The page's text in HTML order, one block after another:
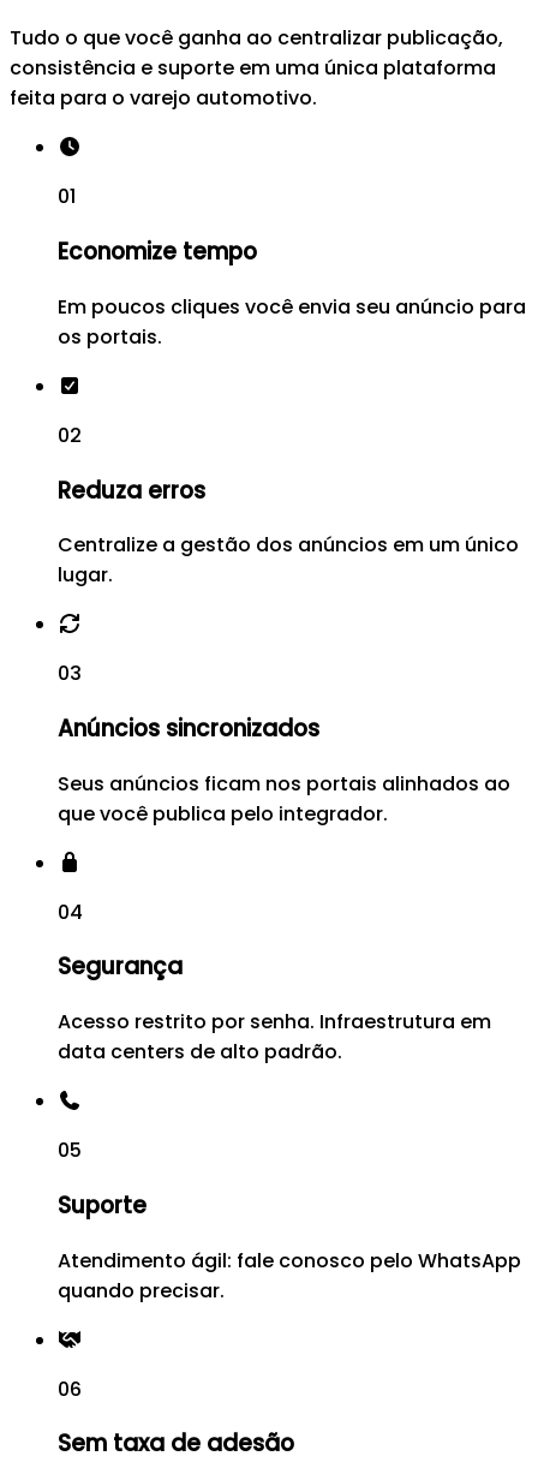
Tudo o que você ganha ao centralizar publicação,
consistência e suporte em uma única plataforma
feita para o varejo automotivo.
01
Economize tempo
Em poucos cliques você envia seu anúncio para
os portais.
02
Reduza erros
Centralize a gestão dos anúncios em um único
lugar.
03
Anúncios sincronizados
Seus anúncios ficam nos portais alinhados ao
que você publica pelo integrador.
04
Segurança
Acesso restrito por senha. Infraestrutura em
data centers de alto padrão.
05
Suporte
Atendimento ágil: fale conosco pelo WhatsApp
quando precisar.
06
Sem taxa de adesão